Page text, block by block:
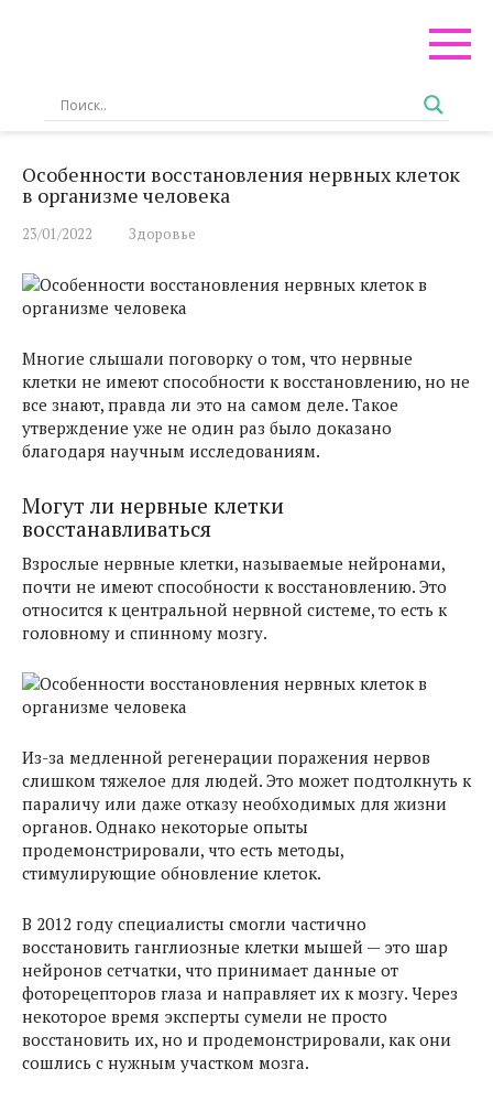
Особенности восстановления нервных клеток
в организме человека
23/01/2022 Здоровье
Многие слышали поговорку о том, что нервные
клетки не имеют способности к восстановлению, но не
все знают, правда ли это на самом деле. Такое
утверждение уже не один раз было доказано
благодаря научным исследованиям.
Могут ли нервные клетки
восстанавливаться
Взрослые нервные клетки, называемые нейронами,
почти не имеют способности к восстановлению. Это
относится к центральной нервной системе, то есть к
головному и спинному мозгу.
Из-за медленной регенерации поражения нервов
слишком тяжелое для людей. Это может подтолкнуть к
параличу или даже отказу необходимых для жизни
органов. Однако некоторые опыты
продемонстрировали, что есть методы,
стимулирующие обновление клеток.
В 2012 году специалисты смогли частично
восстановить ганглиозные клетки мышей — это шар
нейронов сетчатки, что принимает данные от
фоторецепторов глаза и направляет их к мозгу. Через
некоторое время эксперты сумели не просто
восстановить их, но и продемонстрировали, как они
сошлись с нужным участком мозга.